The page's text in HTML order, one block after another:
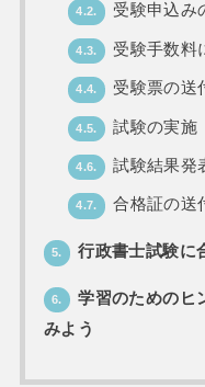
4.2. 受験申込み
4.3. 受験手数料
4.4. 受験票の送
4.5. 試験の実施
4.6. 試験結果発
4.7. 合格証の送
5. 行政書士試験に
6.
学習のためのヒ
みよう